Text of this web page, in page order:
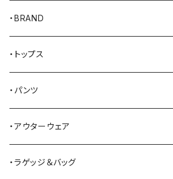
・BRAND
AKER
Alden
ALFONSO'S OF HOLLYWOOD LEATHER
All American Khakis
・トップス
Tシャツ
シャツ
ベスト
・パンツ
ジーンズ
ワークパンツ
・アウターウェア
コート
・ラゲッジ＆バッグ